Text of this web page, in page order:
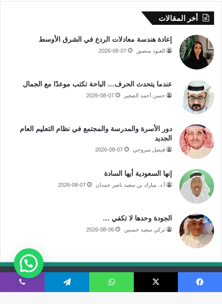
أخر المقالات
إعادة هندسة معادلات الردع في الشرق الأوسط
العنود منصور 2026-08-07
عندما يتحدث الحرف… الباحة تكتب موعدًا مع الجمال
حسن أحمد الصغير 2026-08-07
دور الأسرة والمدرسة والمجتمع في نظام التعليم العام
الجديد
فيصل سروجي 2026-08-07
إنها السعودية أيها السادة
أ.د. مبارك بن سعيد ناصر حمدان 2026-08-07
الجودة وحدها لا تكفي …
تركي سعيد حسنين 2026-08-06
جميع الحقوق محفوظة لموقع صحيفة مكة الإلكترونية
فيسبوك ‫X واتساب تيلقرام ڤايبر